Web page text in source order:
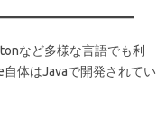
など多様な言語でも利
体はJavaで開発されてい